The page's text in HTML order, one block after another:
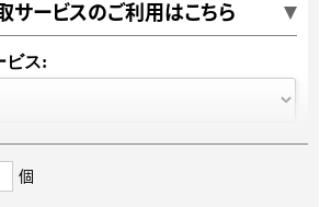
サービスのご利用はこちら
ビス:
があるので安心してお待ちください。
ービス:
個